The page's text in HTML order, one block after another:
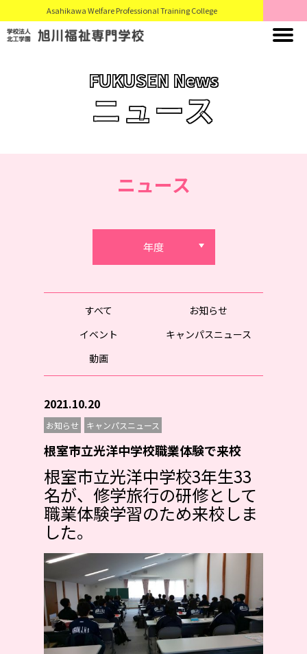
Asahikawa Welfare Professional Training College
FUKUSEN News
ニュース
ニュース
年度
すべて
お知らせ
イベント
キャンパスニュース
動画
2021.10.20
お知らせ キャンパスニュース
根室市立光洋中学校職業体験で来校
根室市立光洋中学校3年生33
名が、修学旅行の研修として
職業体験学習のため来校しま
した。